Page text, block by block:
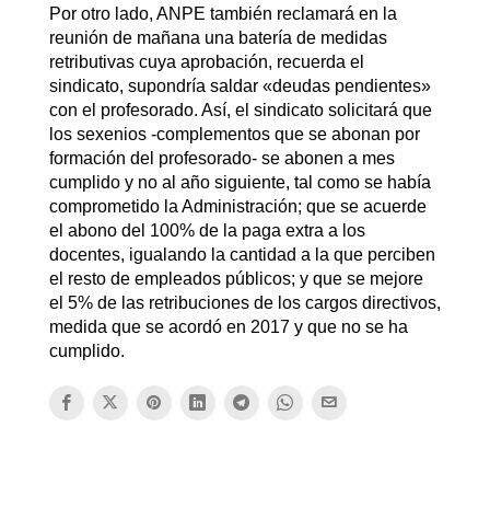
Por otro lado, ANPE también reclamará en la
reunión de mañana una batería de medidas
retributivas cuya aprobación, recuerda el
sindicato, supondría saldar «deudas pendientes»
con el profesorado. Así, el sindicato solicitará que
los sexenios -complementos que se abonan por
formación del profesorado- se abonen a mes
cumplido y no al año siguiente, tal como se había
comprometido la Administración; que se acuerde
el abono del 100% de la paga extra a los
docentes, igualando la cantidad a la que perciben
el resto de empleados públicos; y que se mejore
el 5% de las retribuciones de los cargos directivos,
medida que se acordó en 2017 y que no se ha
cumplido.